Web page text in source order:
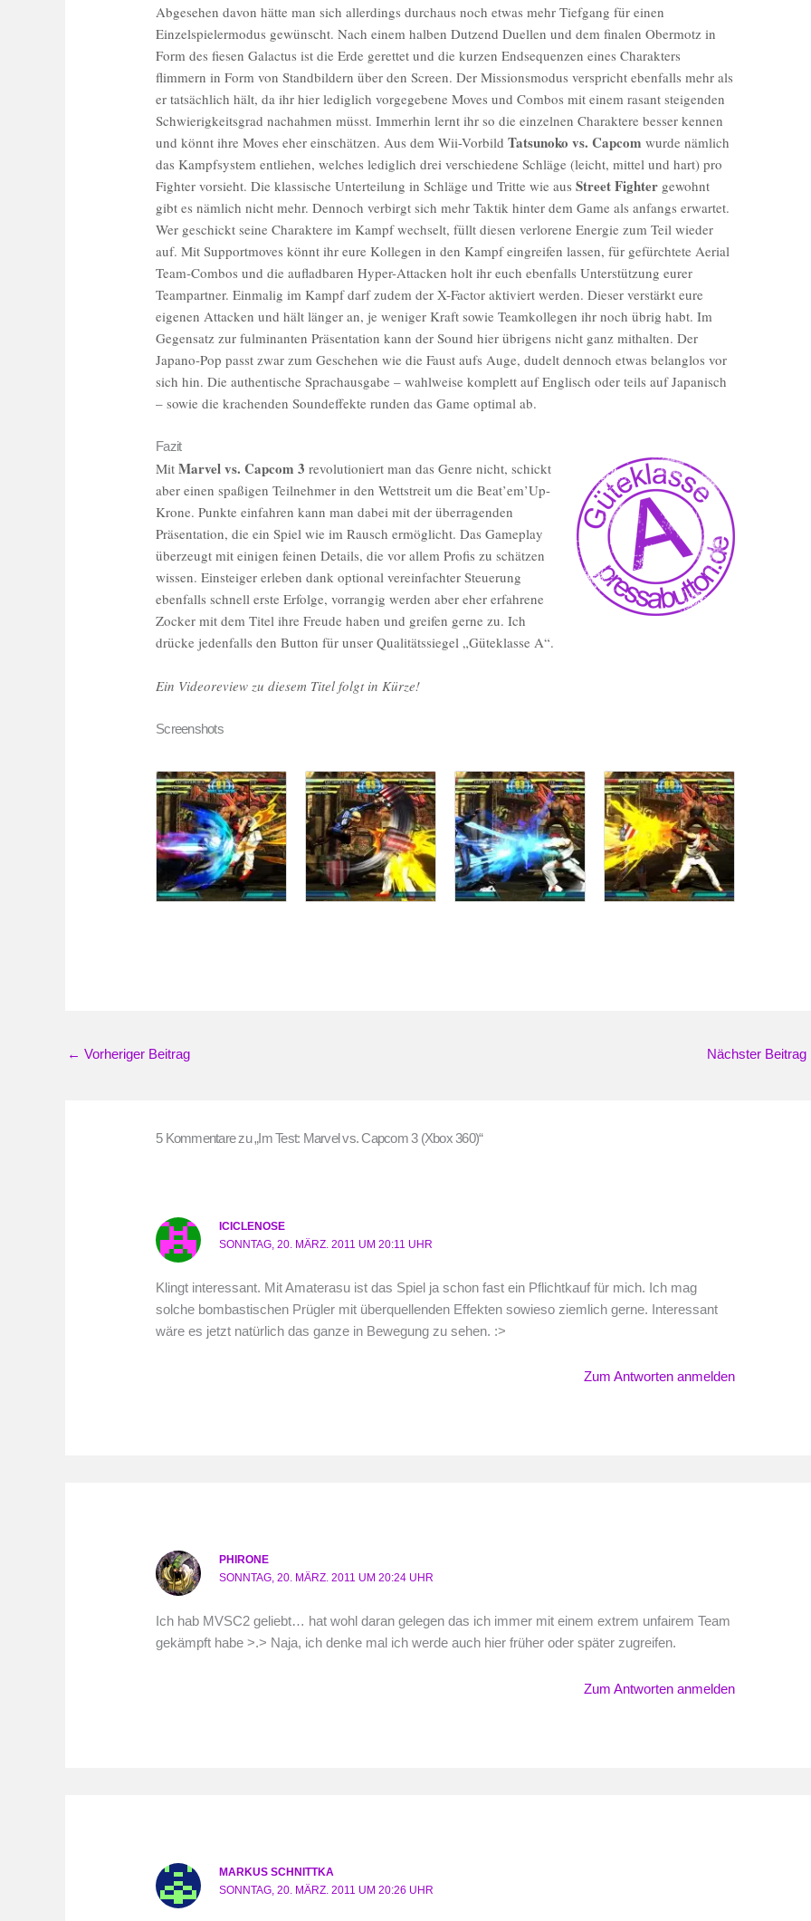
Abgesehen davon hätte man sich allerdings durchaus noch etwas mehr Tiefgang für einen
Einzelspielermodus gewünscht. Nach einem halben Dutzend Duellen und dem finalen Obermotz in
Form des fiesen Galactus ist die Erde gerettet und die kurzen Endsequenzen eines Charakters
flimmern in Form von Standbildern über den Screen. Der Missionsmodus verspricht ebenfalls mehr als
er tatsächlich hält, da ihr hier lediglich vorgegebene Moves und Combos mit einem rasant steigenden
Schwierigkeitsgrad nachahmen müsst. Immerhin lernt ihr so die einzelnen Charaktere besser kennen
und könnt ihre Moves eher einschätzen. Aus dem Wii-VorbildTatsunoko vs. Capcom wurde nämlich
das Kampfsystem entliehen, welches lediglich drei verschiedene Schläge (leicht, mittel und hart) pro
Fighter vorsieht. Die klassische Unterteilung in Schläge und Tritte wie ausStreet Fighter gewohnt
gibt es nämlich nicht mehr. Dennoch verbirgt sich mehr Taktik hinter dem Game als anfangs erwartet.
Wer geschickt seine Charaktere im Kampf wechselt, füllt diesen verlorene Energie zum Teil wieder
auf. Mit Supportmoves könnt ihr eure Kollegen in den Kampf eingreifen lassen, für gefürchtete Aerial
Team-Combos und die aufladbaren Hyper-Attacken holt ihr euch ebenfalls Unterstützung eurer
Teampartner. Einmalig im Kampf darf zudem der X-Factor aktiviert werden. Dieser verstärkt eure
eigenen Attacken und hält länger an, je weniger Kraft sowie Teamkollegen ihr noch übrig habt. Im
Gegensatz zur fulminanten Präsentation kann der Sound hier übrigens nicht ganz mithalten. Der
Japano-Pop passt zwar zum Geschehen wie die Faust aufs Auge, dudelt dennoch etwas belanglos vor
sich hin. Die authentische Sprachausgabe – wahlweise komplett auf Englisch oder teils auf Japanisch
– sowie die krachenden Soundeffekte runden das Game optimal ab.
Fazit
MitMarvel vs. Capcom 3 revolutioniert man das Genre nicht, schickt
aber einen spaßigen Teilnehmer in den Wettstreit um die Beat’em’Up-
Krone. Punkte einfahren kann man dabei mit der überragenden
Präsentation, die ein Spiel wie im Rausch ermöglicht. Das Gameplay
überzeugt mit einigen feinen Details, die vor allem Profis zu schätzen
wissen. Einsteiger erleben dank optional vereinfachter Steuerung
ebenfalls schnell erste Erfolge, vorrangig werden aber eher erfahrene
Zocker mit dem Titel ihre Freude haben und greifen gerne zu. Ich
drücke jedenfalls den Button für unser Qualitätssiegel „Güteklasse A“.
Ein Videoreview zu diesem Titel folgt in Kürze!
Screenshots
← Vorheriger Beitrag Nächster Beitrag
5 Kommentare zu „Im Test: Marvel vs. Capcom 3 (Xbox 360)“
ICICLENOSE
SONNTAG, 20. MÄRZ. 2011 UM 20:11 UHR
Klingt interessant. Mit Amaterasu ist das Spiel ja schon fast ein Pflichtkauf für mich. Ich mag
solche bombastischen Prügler mit überquellenden Effekten sowieso ziemlich gerne. Interessant
wäre es jetzt natürlich das ganze in Bewegung zu sehen. :>
Zum Antworten anmelden
PHIRONE
SONNTAG, 20. MÄRZ. 2011 UM 20:24 UHR
Ich hab MVSC2 geliebt… hat wohl daran gelegen das ich immer mit einem extrem unfairem Team
gekämpft habe >.> Naja, ich denke mal ich werde auch hier früher oder später zugreifen.
Zum Antworten anmelden
MARKUS SCHNITTKA
SONNTAG, 20. MÄRZ. 2011 UM 20:26 UHR